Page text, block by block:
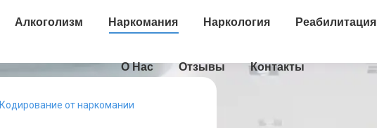
Алкоголизм Наркомания Наркология Реабилитация
О Нас Отзывы Контакты
Кодирование от наркомании